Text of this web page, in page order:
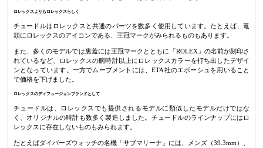
ロレックスよりもロレックスらしく
チュードルはロレックスと共通のパーツを数多く使用しています。たとえば、竜
頭にロレックスのアイコンである、王冠マークがみられるものもあります。
また、多くのモデルでは裏蓋には王冠マークとともに「ROLEX」の名前が刻印さ
れているなど、ロレックスの腕時計以上にロレックスカラーを打ち出したデザイ
ンとなっています。一方でムーブメントには、ETA社のエボーシュを用いること
で価格を下げました。
ロレックスのディフュージョンブランドとして
チュードルは、ロレックスでも提供されるモデルに類似したモデルだけではな
く、オリジナルの時計も数多く製造しました。チュードルのラインナップにはロ
レックスに存在しないものもみられます。
たとえばダイバーズウォッチの名機「サブマリーナ」には、メンズ（39.3mm）、